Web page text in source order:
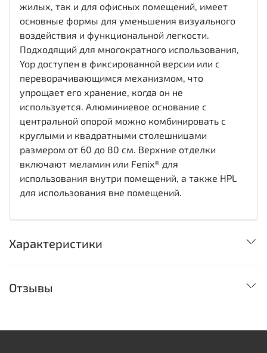
жилых, так и для офисных помещений, имеет
основные формы для уменьшения визуального
воздействия и функциональной легкости.
Подходящий для многократного использования,
Yop доступен в фиксированной версии или с
переворачивающимся механизмом, что
упрощает его хранение, когда он не
используется. Алюминиевое основание с
центральной опорой можно комбинировать с
круглыми и квадратными столешницами
размером от 60 до 80 см. Верхние отделки
включают меламин или Fenix® для
использования внутри помещений, а также HPL
для использования вне помещений.
Характеристики
Отзывы